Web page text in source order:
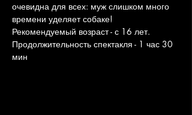
очевидна для всех: муж слишком много
времени уделяет собаке!
Рекомендуемый возраст - с 16 лет.
Продолжительность спектакля - 1 час 30
мин